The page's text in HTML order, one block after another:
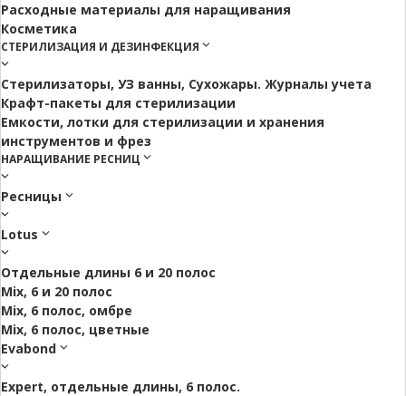
Расходные материалы для наращивания
Косметика
СТЕРИЛИЗАЦИЯ И ДЕЗИНФЕКЦИЯ
Стерилизаторы, УЗ ванны, Сухожары. Журналы учета
Крафт-пакеты для стерилизации
Емкости, лотки для стерилизации и хранения
инструментов и фрез
НАРАЩИВАНИЕ РЕСНИЦ
Ресницы
Lotus
Отдельные длины 6 и 20 полос
Mix, 6 и 20 полос
Mix, 6 полос, омбре
Mix, 6 полос, цветные
Evabond
Expert, отдельные длины, 6 полос.